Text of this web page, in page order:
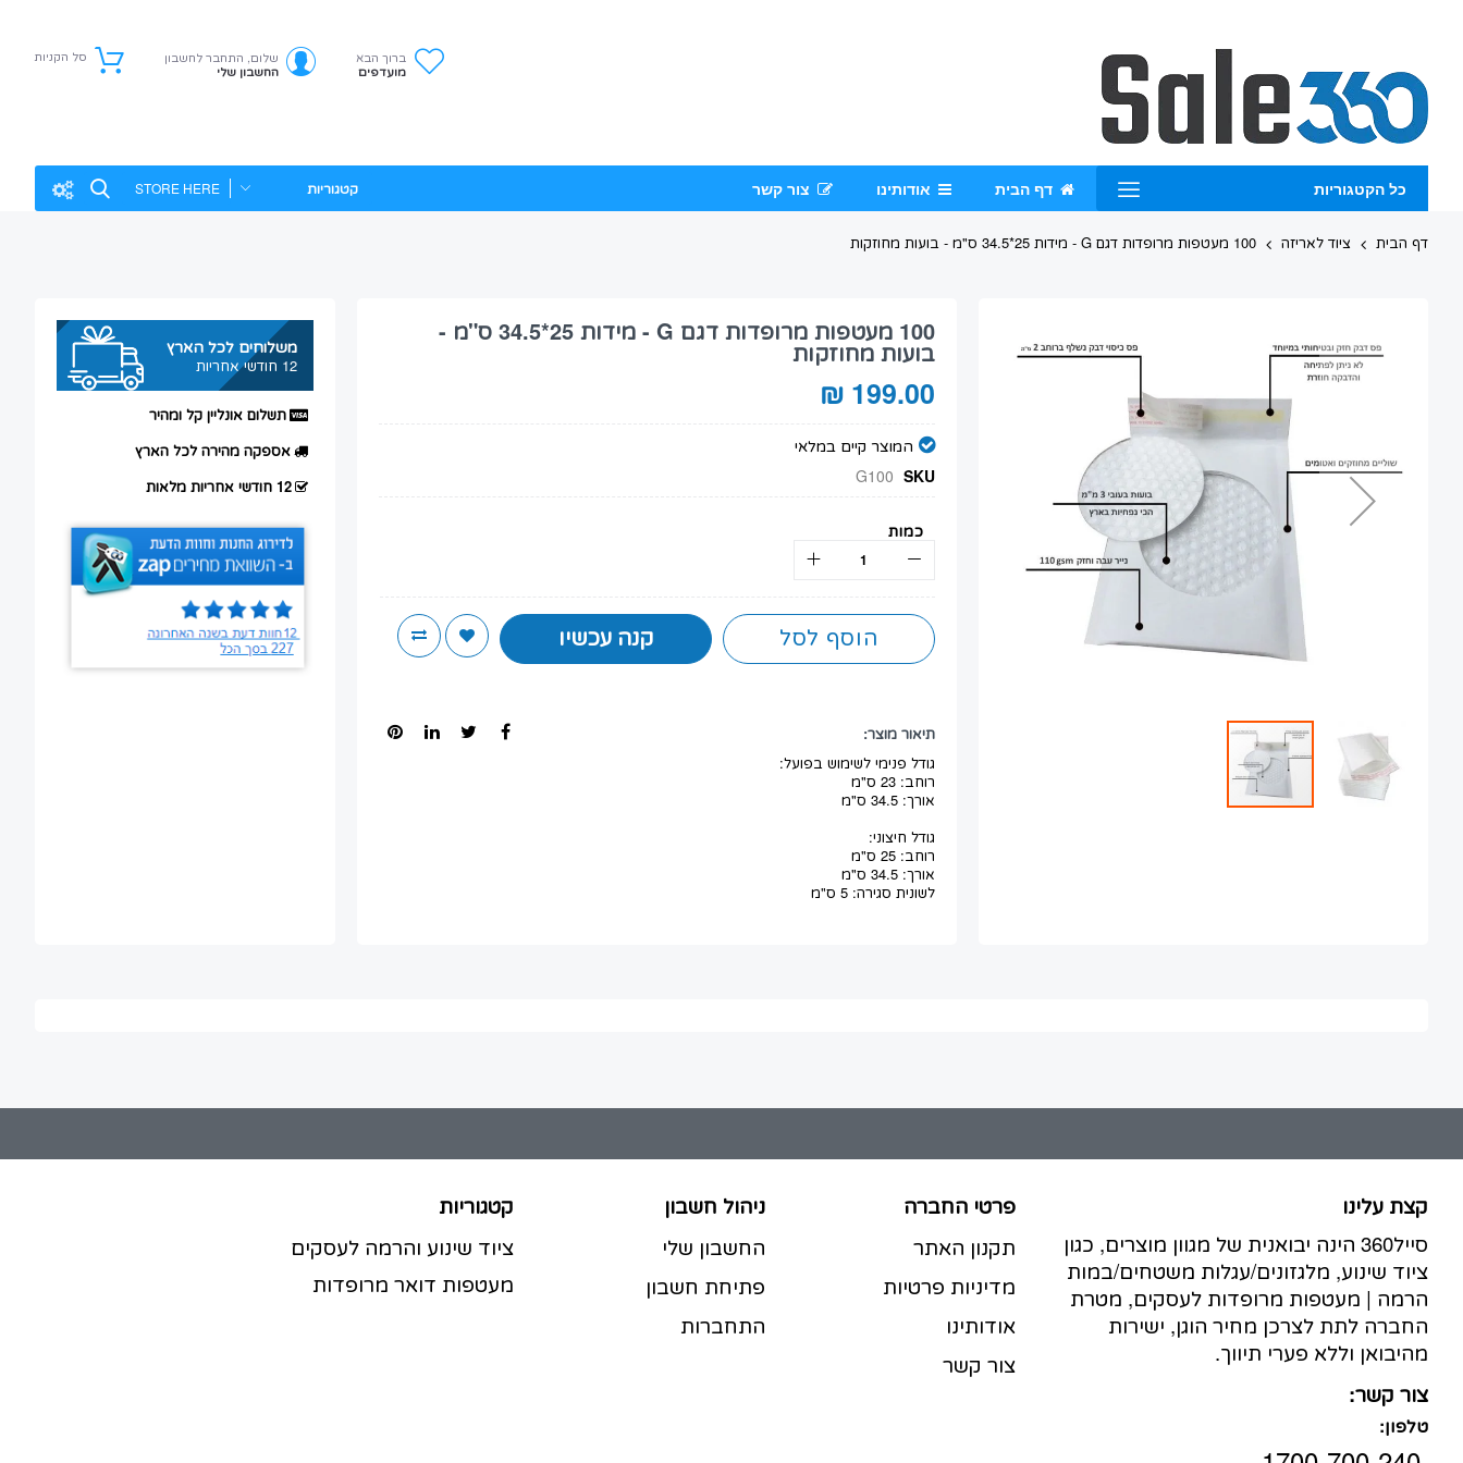
ברוך הבא
מועדפים
שלום, התחבר לחשבון
החשבון שלי
סל הקניות
כל הקטגוריות דף הבית אודותינו צור קשר קטגוריות
דף הבית ציוד לאריזה 100 מעטפות מרופדות דגם G - מידות 25*34.5 ס"מ - בועות מחוזקות
100 מעטפות מרופדות דגם G - מידות 25*34.5 ס"מ -
בועות מחוזקות
199.00 ₪
המוצר קיים במלאי
SKU
G100
כמות
הוסף לסל קנה עכשיו
תיאור מוצר:
גודל פנימי לשימוש בפועל:
רוחב: 23 ס"מ
אורך: 34.5 ס"מ
גודל חיצוני:
רוחב: 25 ס"מ
אורך: 34.5 ס"מ
לשונית סגירה: 5 ס"מ
משלוחים לכל הארץ
12 חודשי אחריות
תשלום אונליין קל ומהיר
אספקה מהירה לכל הארץ
12 חודשי אחריות מלאות
קצת עלינו
סייל360 הינה יבואנית של מגוון מוצרים, כגון
ציוד שינוע, מלגזונים/עגלות משטחים/במות
הרמה | מעטפות מרופדות לעסקים, מטרת
החברה לתת לצרכן מחיר הוגן, ישירות
מהיבואן וללא פערי תיווך.
צור קשר:
טלפון:
פרטי החברה
תקנון האתר
מדיניות פרטיות
אודותינו
צור קשר
ניהול חשבון
החשבון שלי
פתיחת חשבון
התחברות
קטגוריות
ציוד שינוע והרמה לעסקים
מעטפות דואר מרופדות